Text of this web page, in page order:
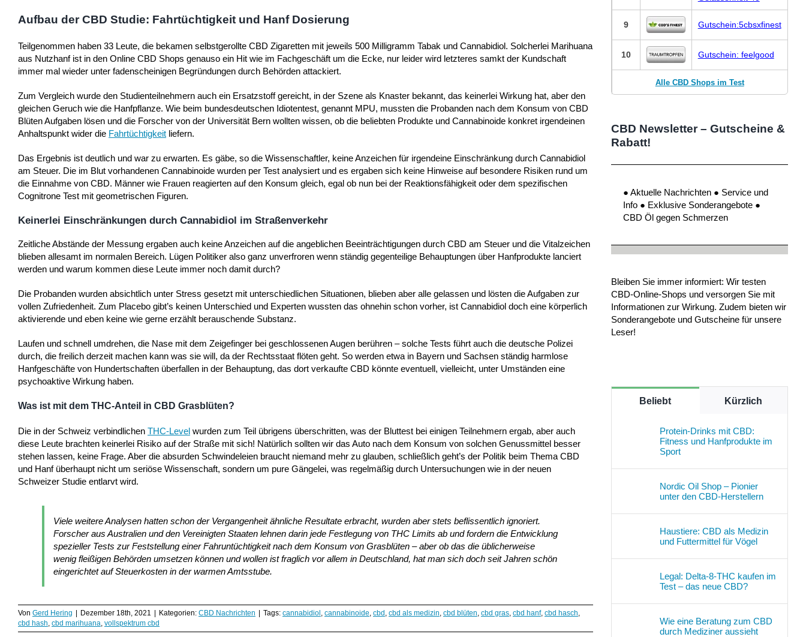
Aufbau der CBD Studie: Fahrtüchtigkeit und Hanf Dosierung
Teilgenommen haben 33 Leute, die bekamen selbstgerollte CBD Zigaretten mit jeweils 500 Milligramm Tabak und Cannabidiol. Solcherlei Marihuana
aus Nutzhanf ist in den Online CBD Shops genauso ein Hit wie im Fachgeschäft um die Ecke, nur leider wird letzteres samkt der Kundschaft
immer mal wieder unter fadenscheinigen Begründungen durch Behörden attackiert.
Zum Vergleich wurde den Studienteilnehmern auch ein Ersatzstoff gereicht, in der Szene als Knaster bekannt, das keinerlei Wirkung hat, aber den
gleichen Geruch wie die Hanfpflanze. Wie beim bundesdeutschen Idiotentest, genannt MPU, mussten die Probanden nach dem Konsum von CBD
Blüten Aufgaben lösen und die Forscher von der Universität Bern wollten wissen, ob die beliebten Produkte und Cannabinoide konkret irgendeinen
Anhaltspunkt wider die Fahrtüchtigkeit liefern.
Das Ergebnis ist deutlich und war zu erwarten. Es gäbe, so die Wissenschaftler, keine Anzeichen für irgendeine Einschränkung durch Cannabidiol
am Steuer. Die im Blut vorhandenen Cannabinoide wurden per Test analysiert und es ergaben sich keine Hinweise auf besondere Risiken rund um
die Einnahme von CBD. Männer wie Frauen reagierten auf den Konsum gleich, egal ob nun bei der Reaktionsfähigkeit oder dem spezifischen
Cognitrone Test mit geometrischen Figuren.
Keinerlei Einschränkungen durch Cannabidiol im Straßenverkehr
Zeitliche Abstände der Messung ergaben auch keine Anzeichen auf die angeblichen Beeinträchtigungen durch CBD am Steuer und die Vitalzeichen
blieben allesamt im normalen Bereich. Lügen Politiker also ganz unverfroren wenn ständig gegenteilige Behauptungen über Hanfprodukte lanciert
werden und warum kommen diese Leute immer noch damit durch?
Die Probanden wurden absichtlich unter Stress gesetzt mit unterschiedlichen Situationen, blieben aber alle gelassen und lösten die Aufgaben zur
vollen Zufriedenheit. Zum Placebo gibt’s keinen Unterschied und Experten wussten das ohnehin schon vorher, ist Cannabidiol doch eine körperlich
aktivierende und eben keine wie gerne erzählt berauschende Substanz.
Laufen und schnell umdrehen, die Nase mit dem Zeigefinger bei geschlossenen Augen berühren – solche Tests führt auch die deutsche Polizei
durch, die freilich derzeit machen kann was sie will, da der Rechtsstaat flöten geht. So werden etwa in Bayern und Sachsen ständig harmlose
Hanfgeschäfte von Hundertschaften überfallen in der Behauptung, das dort verkaufte CBD könnte eventuell, vielleicht, unter Umständen eine
psychoaktive Wirkung haben.
Was ist mit dem THC-Anteil in CBD Grasblüten?
Die in der Schweiz verbindlichen THC-Level wurden zum Teil übrigens überschritten, was der Bluttest bei einigen Teilnehmern ergab, aber auch
diese Leute brachten keinerlei Risiko auf der Straße mit sich! Natürlich sollten wir das Auto nach dem Konsum von solchen Genussmittel besser
stehen lassen, keine Frage. Aber die absurden Schwindeleien braucht niemand mehr zu glauben, schließlich geht’s der Politik beim Thema CBD
und Hanf überhaupt nicht um seriöse Wissenschaft, sondern um pure Gängelei, was regelmäßig durch Untersuchungen wie in der neuen
Schweizer Studie entlarvt wird.
Viele weitere Analysen hatten schon der Vergangenheit ähnliche Resultate erbracht, wurden aber stets beflissentlich ignoriert.
Forscher aus Australien und den Vereinigten Staaten lehnen darin jede Festlegung von THC Limits ab und fordern die Entwicklung
spezieller Tests zur Feststellung einer Fahruntüchtigkeit nach dem Konsum von Grasblüten – aber ob das die üblicherweise
wenig fleißigen Behörden umsetzen können und wollen ist fraglich vor allem in Deutschland, hat man sich doch seit Jahren schön
eingerichtet auf Steuerkosten in der warmen Amtsstube.
Von Gerd Hering Dezember 18th, 2021 Kategorien: CBD Nachrichten Tags: cannabidiol , cannabinoide, cbd , cbd als medizin, cbd blüten, cbd gras, cbd hanf, cbd hasch,
cbd hash, cbd marihuana, vollspektrum cbd
9 Gutschein:5cbsxfinest
10 Gutschein: feelgood
Alle CBD Shops im Test
CBD Newsletter – Gutscheine &
Rabatt!
● Aktuelle Nachrichten ● Service und
Info ● Exklusive Sonderangebote ●
CBD Öl gegen Schmerzen
Bleiben Sie immer informiert: Wir testen
CBD-Online-Shops und versorgen Sie mit
Informationen zur Wirkung. Zudem bieten wir
Sonderangebote und Gutscheine für unsere
Leser!
Beliebt Kürzlich
Protein-Drinks mit CBD:
Fitness und Hanfprodukte im
Sport
Nordic Oil Shop – Pionier
unter den CBD-Herstellern
Haustiere: CBD als Medizin
und Futtermittel für Vögel
Legal: Delta-8-THC kaufen im
Test – das neue CBD?
Wie eine Beratung zum CBD
durch Mediziner aussieht